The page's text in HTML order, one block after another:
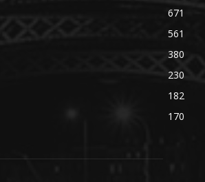
671
561
380
230
182
170